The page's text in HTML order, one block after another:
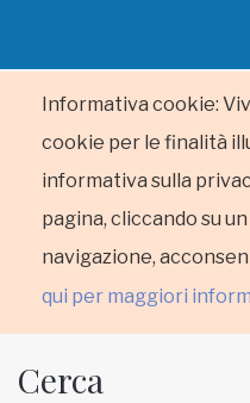
Informativa cookie:
cookie per le finalità
informativa sulla
pagina, cliccando su
navigazione,
qui per maggiori
Cerca